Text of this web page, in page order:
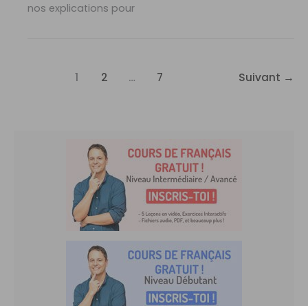
nos explications pour
1 2 … 7 Suivant →